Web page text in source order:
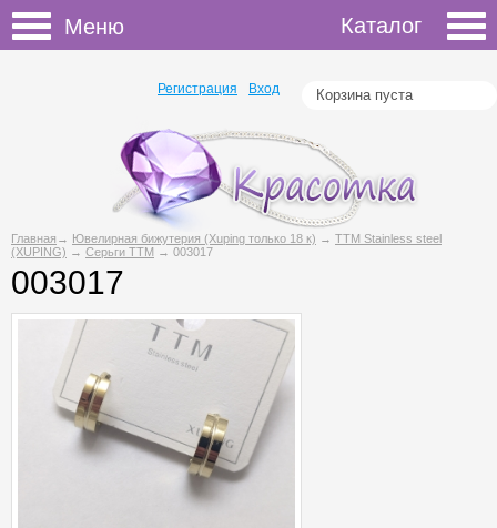
Меню Каталог
Корзина пуста
Регистрация Вход
Главная → Ювелирная бижутерия (Xuping только 18 к) → ТТМ Stainless steel
(XUPING) → Серьги ТТМ → 003017
003017